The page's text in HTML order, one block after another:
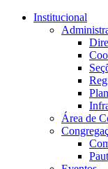
Conteúdo principal
Institucional
Área de